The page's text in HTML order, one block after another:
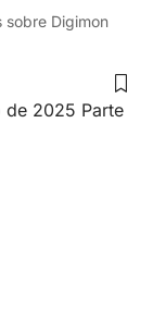
sobre Digimon